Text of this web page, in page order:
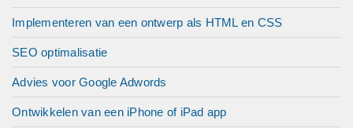
Implementeren van een ontwerp als HTML en CSS
SEO optimalisatie
Advies voor Google Adwords
Ontwikkelen van een iPhone of iPad app